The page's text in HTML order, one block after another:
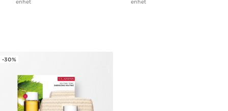
enhet enhet
-30%